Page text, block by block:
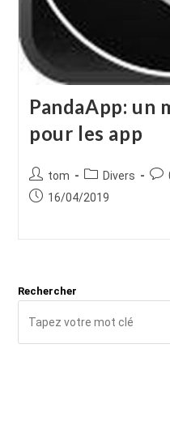
PandaApp: un
pour les app
Auteur/autrice
de
tom
Post
category:
Divers
Publication
16/04/2019
Rechercher